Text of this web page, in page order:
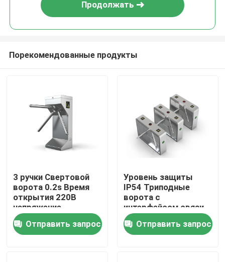
Главная страница
Продукция
Продолжать
Порекомендованные продукты
3 ручки Свертовой
ворота 0.2s Время
открытия 220В
напряжение
идеально подходит
для требований
Отправить запрос
Уровень защиты
IP54 Триподные
ворота с
интерфейсом связи
RS232
Отправить запрос